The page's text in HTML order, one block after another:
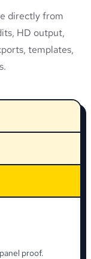
directly from
HD output,
templates,
proof.